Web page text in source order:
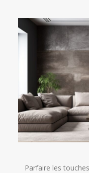
Parfaire les